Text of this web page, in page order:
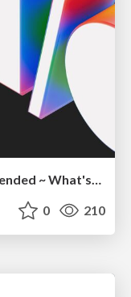
GDG Korea Android: 2026 I/O Extended ~ What's new in Android development tools
0 210